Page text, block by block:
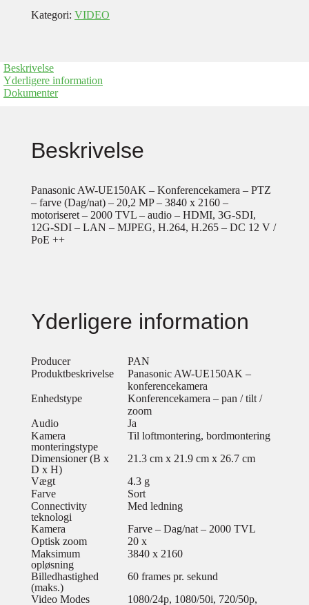
Kategori: VIDEO
Beskrivelse
Yderligere information
Dokumenter
Beskrivelse
Panasonic AW-UE150AK – Konferencekamera – PTZ
– farve (Dag/nat) – 20,2 MP – 3840 x 2160 –
motoriseret – 2000 TVL – audio – HDMI, 3G-SDI,
12G-SDI – LAN – MJPEG, H.264, H.265 – DC 12 V /
PoE ++
Yderligere information
Producer
PAN
Produktbeskrivelse
Panasonic AW-UE150AK –
konferencekamera
Enhedstype
Konferencekamera – pan / tilt /
zoom
Audio
Ja
Kamera
monteringstype
Til loftmontering, bordmontering
Dimensioner (B x
D x H)
21.3 cm x 21.9 cm x 26.7 cm
Vægt
4.3 g
Farve
Sort
Connectivity
teknologi
Med ledning
Kamera
Farve – Dag/nat – 2000 TVL
Optisk zoom
20 x
Maksimum
opløsning
3840 x 2160
Billedhastighed
(maks.)
60 frames pr. sekund
Video Modes
1080/24p, 1080/50i, 720/50p,